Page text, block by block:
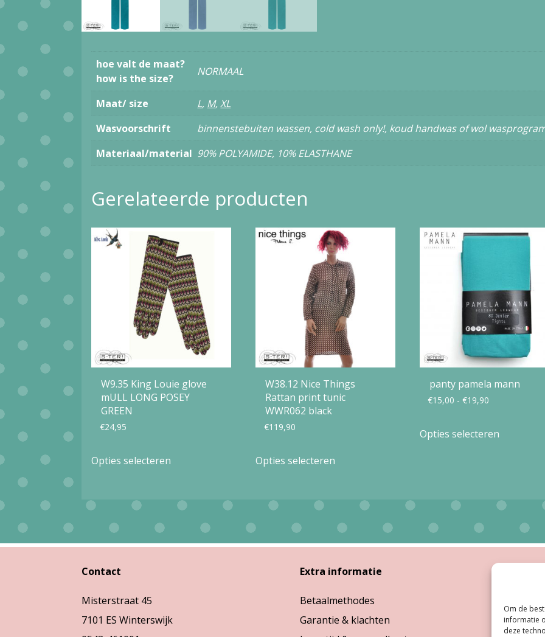
Om de
informatie
deze
hoe valt de maat?
how is the size?
NORMAAL
Maat/ size L, M,XL
Wasvoorschrift
binnenstebuiten wassen, cold wash only!, koud handwas of wol
Materiaal/material 90% POLYAMIDE, 10% ELASTHANE
Gerelateerde producten
W9.35 King Louie glove
mULL LONG POSEY
GREEN
€24,95
Opties selecteren
meerdere
variaties.
Deze
worden
W38.12 Nice Things
Rattan print tunic
WWR062 black
€119,90
Opties selecteren
meerdere
variaties.
Deze
optie
gekozen
worden
panty pamela mann
€15,00 - €19,90
tot
Opties selecteren
variaties.
Deze
optie
kan
op
Contact
Misterstraat 45
7101 ES Winterswijk
Extra informatie
Betaalmethodes
Garantie & klachten
Di,